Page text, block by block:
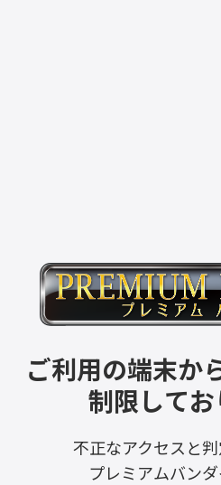
ご利用の端末か
制限してお
不正なアクセスと判
プレミアムバン